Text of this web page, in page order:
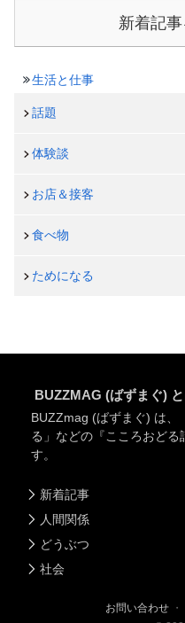
新着記
生活と仕事
話題
体験談
お店＆接客
食べ物
ためになる
BUZZMAG (ばずまぐ)
BUZZmag (ばずまぐ) は、
る」などの『こころおど
す。
新着記事
人間関係
どうぶつ
社会
お問い合わせ ・